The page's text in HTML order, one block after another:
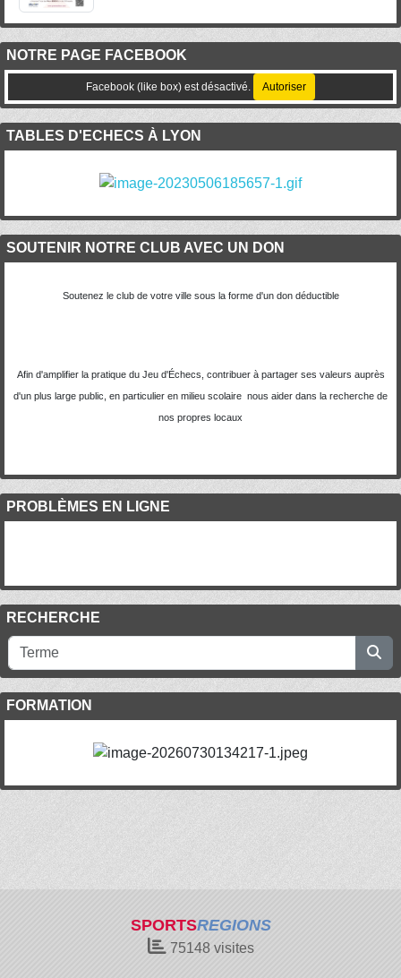
NOTRE PAGE FACEBOOK
Facebook (like box) est désactivé. Autoriser
TABLES D'ECHECS À LYON
SOUTENIR NOTRE CLUB AVEC UN DON
Soutenez le club de votre ville sous la forme d'un don déductible
Afin d'amplifier la pratique du Jeu d'Échecs, contribuer à partager ses valeurs auprès
d'un plus large public, en particulier en milieu scolaire nous aider dans la recherche de
nos propres locaux
PROBLÈMES EN LIGNE
RECHERCHE
FORMATION
SPORTSREGIONS
75148visites